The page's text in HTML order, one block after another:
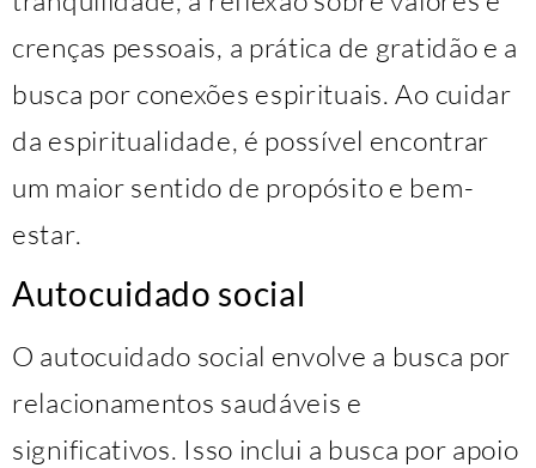
crenças pessoais, a prática de gratidão e a
busca por conexões espirituais. Ao cuidar
da espiritualidade, é possível encontrar
um maior sentido de propósito e bem-
estar.
Autocuidado social
O autocuidado social envolve a busca por
relacionamentos saudáveis e
significativos. Isso inclui a busca por apoio